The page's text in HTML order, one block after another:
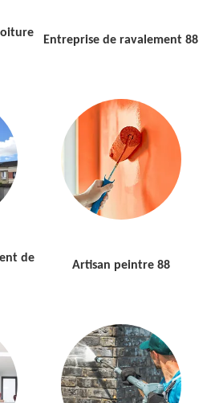
Entreprise de ravalement 88
de
Artisan peintre 88